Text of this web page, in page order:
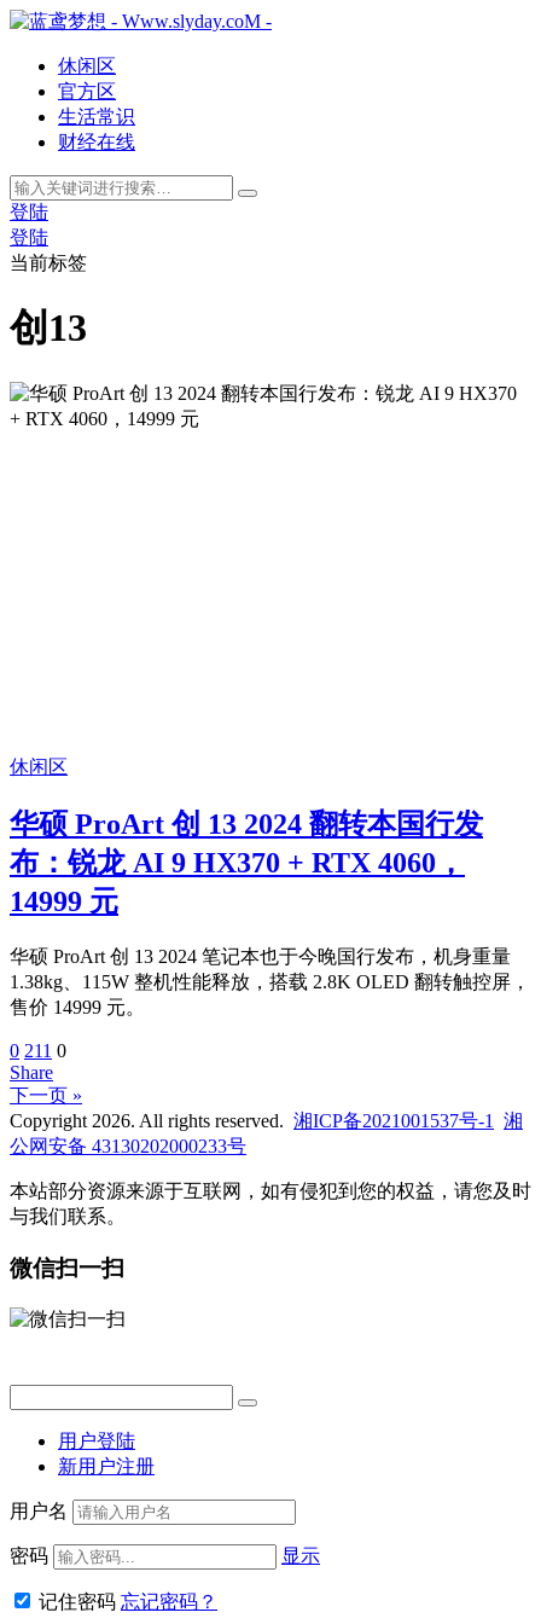
休闲区
官方区
生活常识
财经在线
登陆
登陆
当前标签
创13
休闲区
华硕 ProArt 创 13 2024 翻转本国行发
布：锐龙 AI 9 HX370 + RTX 4060，
14999 元
华硕 ProArt 创 13 2024 笔记本也于今晚国行发布，机身重量
1.38kg、115W 整机性能释放，搭载 2.8K OLED 翻转触控屏，
售价 14999 元。
0 211 0
Share
下一页 »
Copyright 2026. All rights reserved. 湘ICP备2021001537号-1
湘
公网安备 43130202000233号
本站部分资源来源于互联网，如有侵犯到您的权益，请您及时
与我们联系。
微信扫一扫
用户登陆
新用户注册
用户名
密码 显示
记住密码 忘记密码？